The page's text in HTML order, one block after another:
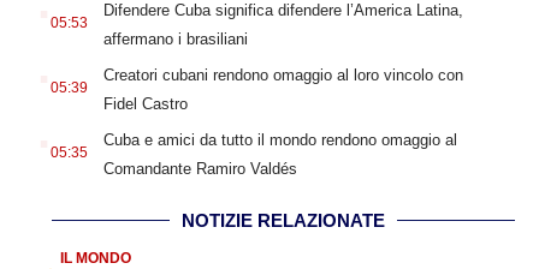
05:53
Difendere Cuba significa difendere l’America Latina,
affermano i brasiliani
05:39
Creatori cubani rendono omaggio al loro vincolo con
Fidel Castro
05:35
Cuba e amici da tutto il mondo rendono omaggio al
Comandante Ramiro Valdés
NOTIZIE RELAZIONATE
IL MONDO